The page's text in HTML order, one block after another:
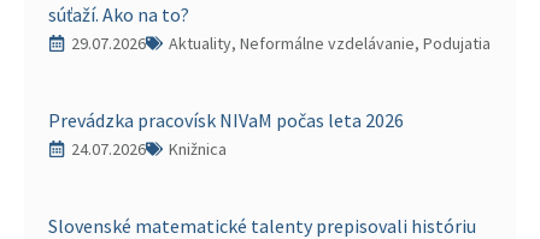
súťaží. Ako na to?
29.07.2026 Aktuality, Neformálne vzdelávanie, Podujatia
Prevádzka pracovísk NIVaM počas leta 2026
24.07.2026 Knižnica
Slovenské matematické talenty prepisovali históriu